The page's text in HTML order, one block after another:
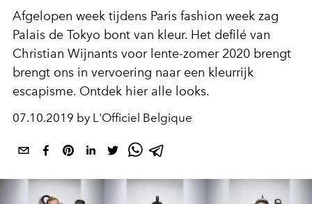
Afgelopen week tijdens Paris fashion week zag
Palais de Tokyo bont van kleur. Het defilé van
Christian Wijnants voor lente-zomer 2020 brengt
brengt ons in vervoering naar een kleurrijk
escapisme. Ontdek hier alle looks.
07.10.2019 by L'Officiel Belgique